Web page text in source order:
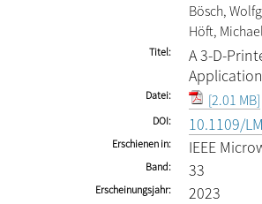
Bösch,
Höft,
Titel
A 3-D-
Datei [2.01 MB]
DOI 10.1109/
Erschienen in IEEE
Band 33
Erscheinungsjahr 2023